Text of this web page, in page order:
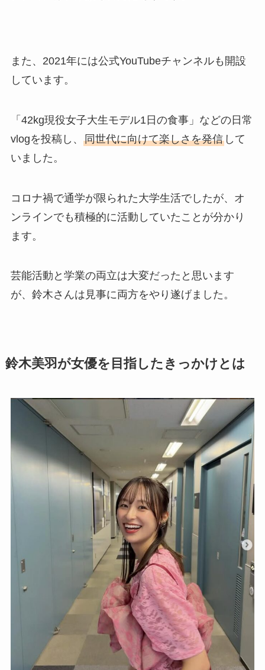
また、2021年には公式YouTubeチャンネルも開設
しています。
「42kg現役女子大生モデル1日の食事」などの日常
vlogを投稿し、 同世代に向けて楽しさを発信して
いました。
コロナ禍で通学が限られた大学生活でしたが、オ
ンラインでも積極的に活動していたことが分かり
ます。
芸能活動と学業の両立は大変だったと思います
が、鈴木さんは見事に両方をやり遂げました。
鈴木美羽が女優を目指したきっかけとは